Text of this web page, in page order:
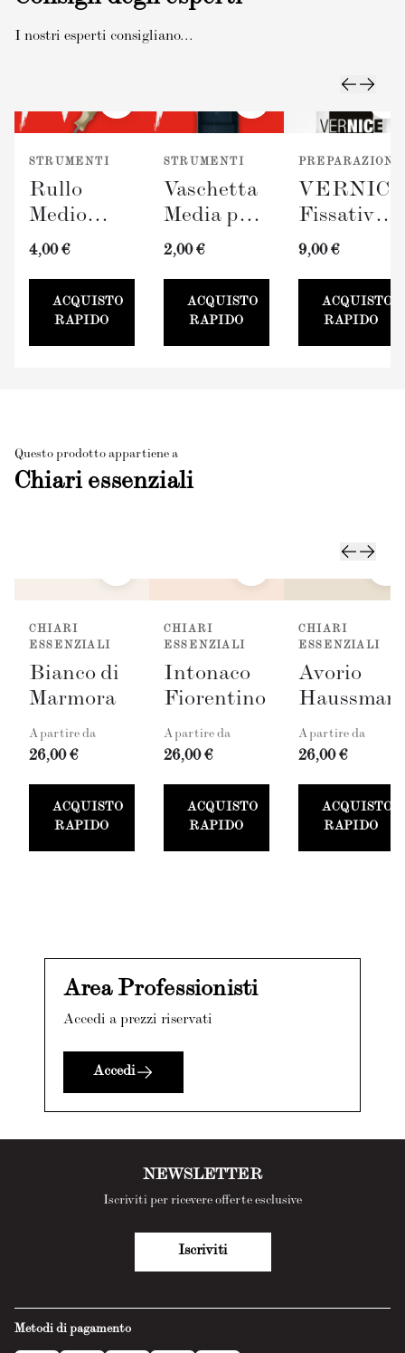
I nostri esperti consigliano...
STRUMENTI
Rullo
Medio
TERRAVERDE
4,00 €
ACQUISTO
RAPIDO
STRUMENTI
Vaschetta
Media per
Pittura
100mm
2,00 €
ACQUISTO
RAPIDO
PREPARAZIONE
Fissativo
(300ml)
9,00 €
ACQUISTO
RAPIDO
Questo prodotto appartiene a
Chiari essenziali
CHIARI
ESSENZIALI
Bianco di
Marmora
A partire da
26,00 €
ACQUISTO
RAPIDO
CHIARI
ESSENZIALI
Intonaco
Fiorentino
A partire da
26,00 €
ACQUISTO
RAPIDO
CHIARI
ESSENZIALI
Avorio
A partire da
26,00 €
ACQUISTO
RAPIDO
Area Professionisti
Accedi a prezzi riservati
Accedi
Metodi di pagamento
NEWSLETTER
Iscriviti per ricevere offerte esclusive
Iscriviti